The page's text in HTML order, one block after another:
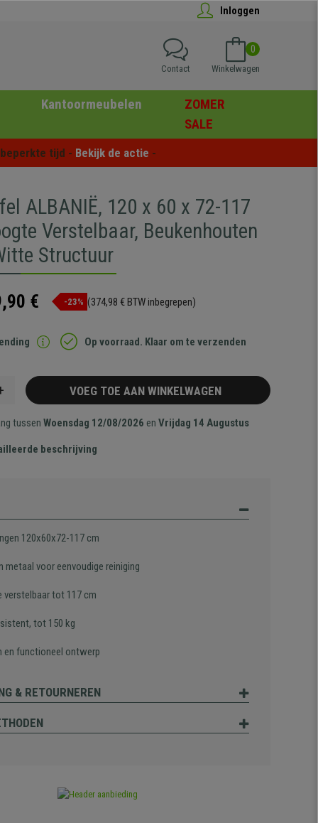
Inloggen
0
Winkelwagen
Contact
Kantoormeubelen
ZOMER
SALE
tijd - Bekijk de actie -
ALBANIË, 120 x 60 x 72-117
Verstelbaar, Beukenhouten
Structuur
€ -23% (374,98 € BTW inbegrepen)
Op voorraad. Klaar om te verzenden
VOEG TOE AAN WINKELWAGEN
tussenWoensdag 12/08/2026 enVrijdag 14 Augustus
beschrijving
120x60x72-117 cm
metaal voor eenvoudige reiniging
verstelbaar tot 117 cm
tot 150 kg
en functioneel ontwerp
& RETOURNEREN